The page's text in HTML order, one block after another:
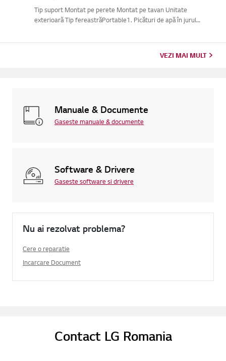
Tip suport Montat pe perete Montat pe tavan Unitate
exterioară Tip fereastrăPortable1. Picături de apă în jurul
VEZI MAI MULT
Manuale & Documente
Gaseste manuale & documente
Software & Drivere
Gaseste software si drivere
Nu ai rezolvat problema?
Cere o reparatie
Incarcare Document
Contact LG Romania